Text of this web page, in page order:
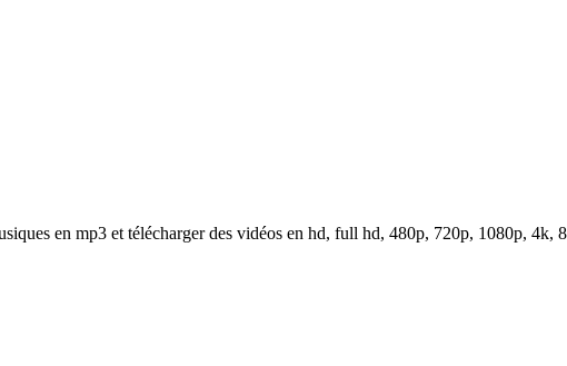
en mp3 et télécharger des vidéos en hd, full hd, 480p, 720p, 1080p, 4k,